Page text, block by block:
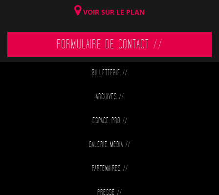
VOIR SUR LE PLAN
FORMULAIRE DE CONTACT //
BILLETTERIE //
ARCHIVES //
ESPACE PRO //
GALERIE MÉDIA //
PARTENAIRES //
PRESSE //